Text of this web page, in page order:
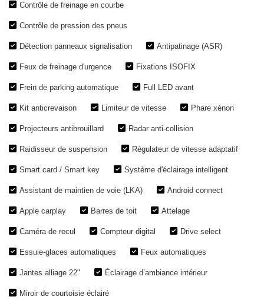
Contrôle de freinage en courbe
Contrôle de pression des pneus
Détection panneaux signalisation Antipatinage (ASR)
Feux de freinage d'urgence Fixations ISOFIX
Frein de parking automatique Full LED avant
Kit anticrevaison Limiteur de vitesse Phare xénon
Projecteurs antibrouillard Radar anti-collision
Raidisseur de suspension Régulateur de vitesse adaptatif
Smart card / Smart key Système d'éclairage intelligent
Assistant de maintien de voie (LKA) Android connect
Apple carplay Barres de toit Attelage
Caméra de recul Compteur digital Drive select
Essuie-glaces automatiques Feux automatiques
Jantes alliage 22" Éclairage d’ambiance intérieur
Miroir de courtoisie éclairé